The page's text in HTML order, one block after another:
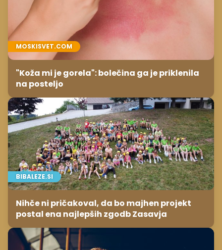
MOSKISVET.COM
"Koža mi je gorela": bolečina ga je priklenila
na posteljo
BIBALEZE.SI
Nihče ni pričakoval, da bo majhen projekt
postal ena najlepših zgodb Zasavja